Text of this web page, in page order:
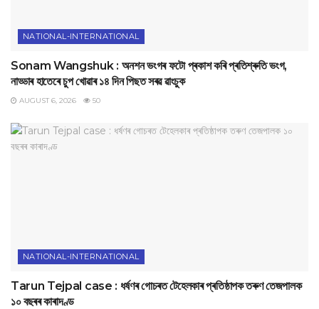
NATIONAL-INTERNATIONAL
Sonam Wangshuk : অনশন ভংগৰ ফটো প্ৰকাশ কৰি প্ৰতিশ্ৰুতি ভংগ,
নাড্ডাৰ হাতেৰে চুপ খোৱাৰ ১৪ দিন পিছত সৰৱ ৱাংচুক
AUGUST 6, 2026 50
NATIONAL-INTERNATIONAL
Tarun Tejpal case : ধৰ্ষণৰ গোচৰত টেহেলকাৰ প্ৰতিষ্ঠাপক তৰুণ তেজপালক
১০ বছৰৰ কাৰাদণ্ড